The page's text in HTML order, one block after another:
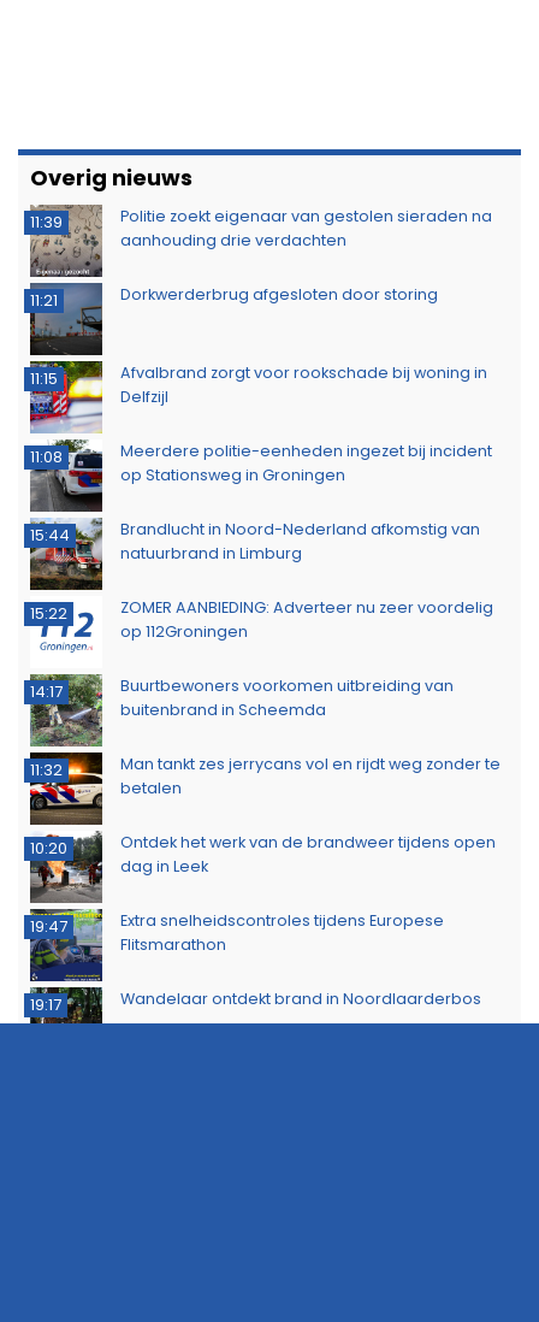
Overig nieuws
11:39
Politie zoekt eigenaar van gestolen sieraden na
aanhouding drie verdachten
11:21 Dorkwerderbrug afgesloten door storing
11:15
Afvalbrand zorgt voor rookschade bij woning in
Delfzijl
11:08
Meerdere politie-eenheden ingezet bij incident
op Stationsweg in Groningen
15:44
Brandlucht in Noord-Nederland afkomstig van
natuurbrand in Limburg
15:22
ZOMER AANBIEDING: Adverteer nu zeer voordelig
op 112Groningen
14:17
Buurtbewoners voorkomen uitbreiding van
buitenbrand in Scheemda
11:32
Man tankt zes jerrycans vol en rijdt weg zonder te
betalen
10:20
Ontdek het werk van de brandweer tijdens open
dag in Leek
19:47
Extra snelheidscontroles tijdens Europese
Flitsmarathon
19:17 Wandelaar ontdekt brand in Noordlaarderbos